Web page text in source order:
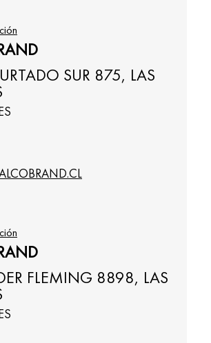
SUR 875, LAS
FLEMING 8898, LAS